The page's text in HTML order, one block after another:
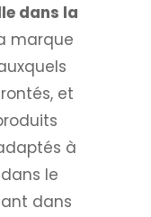
dans la
marque
et
à
le
dans